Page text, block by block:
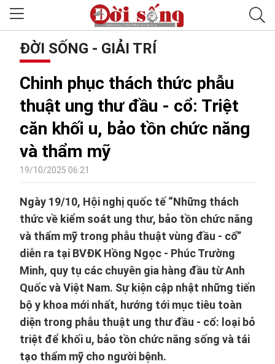
ĐỜI SỐNG - GIẢI TRÍ
Chinh phục thách thức phẫu
thuật ung thư đầu - cổ: Triệt
căn khối u, bảo tồn chức năng
và thẩm mỹ
19/10/2025 06:21
Ngày 19/10, Hội nghị quốc tế “Những thách
thức về kiểm soát ung thư, bảo tồn chức năng
và thẩm mỹ trong phẫu thuật vùng đầu - cổ”
diễn ra tại BVĐK Hồng Ngọc - Phúc Trường
Minh, quy tụ các chuyên gia hàng đầu từ Anh
Quốc và Việt Nam. Sự kiện cập nhật những tiến
bộ y khoa mới nhất, hướng tới mục tiêu toàn
diện trong phẫu thuật ung thư đầu - cổ: loại bỏ
triệt để khối u, bảo tồn chức năng sống và tái
tạo thẩm mỹ cho người bệnh.